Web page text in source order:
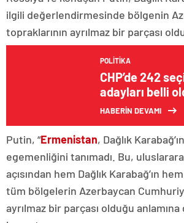
ilgili değerlendirmesinde bölgenin
topraklarının ayrılmaz bir parçası
POLITIKA
CHP’de 242
adayları belli
HABERİN DEVAMI
Putin, “Ermenistan, Dağlık
egemenliğini tanımadı. Bu,
açısından hem Dağlık Karabağ’ın
tüm bölgelerin Azerbaycan
ayrılmaz bir parçası olduğu